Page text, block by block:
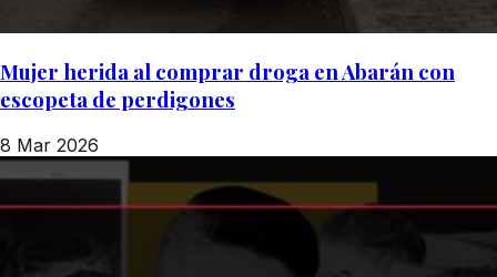
Mujer herida al comprar droga en Abarán con
escopeta de perdigones
8 Mar 2026